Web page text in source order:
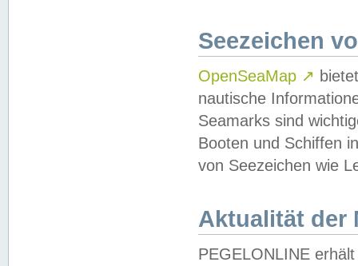
Seezeichen
OpenSeaMap ↗
nautische
Seamarks sind
Booten und Schiffen
von Seezeichen wie
Aktualität der
PEGELONLINE